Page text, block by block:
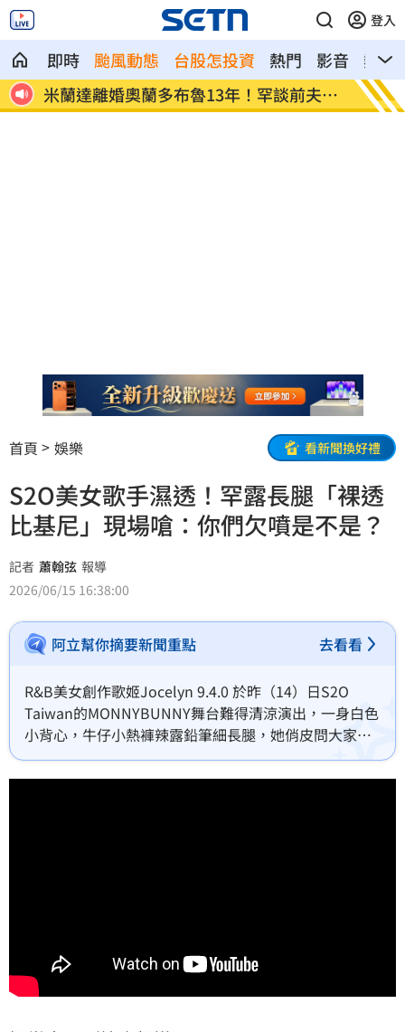
登入
即時 颱風動態 台股怎投資 熱門 影音
熱搜
關
米蘭達離婚奧蘭多布魯13年！罕談前夫互
動
美制
隊
首頁 娛樂 看新聞換好禮
S2O美女歌手濕透！罕露長腿「裸透
比基尼」現場嗆：你們欠噴是不是？
記者 蕭翰弦 報導
2026/06/15 16:38:00
阿立幫你摘要新聞重點 去看看
R&B美女創作歌姬Jocelyn 9.4.0 於昨（14）日S2O
Taiwan的MONNYBUNNY舞台難得清涼演出，一身白色
小背心，牛仔小熱褲辣露鉛筆細長腿，她俏皮問大家：
「我今天漂不漂亮？」隨後非常入境隨俗地自曝「我今
天有穿比基尼在裡面」，立刻引發全場尖叫。